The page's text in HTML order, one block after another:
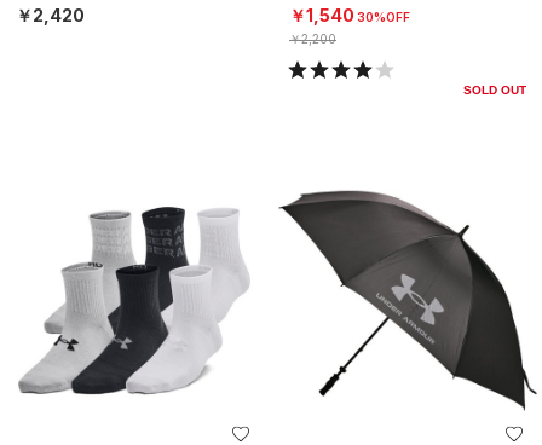
スタイル/WOMEN）
￥2,420
ル/KIDS）
￥1,540 30%OFF
￥2,200
SOLD OUT